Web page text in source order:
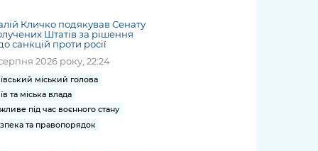
Гендерна політика
Безбар'єрність
Київська міська військова
адміністрація
Портал послуг
Міський застосунок Київ
Цифровий
Важливе під час
воєнного стану
адміністрації
«Ініціатива
«Партнерство
дій чи
Публічні
та
від
ський
запит /
Submitting
a media
request
of
Кличко подякував Сенату
Штатів за рішення
санкцій проти росії
2026 року, 22:24
міський голова
та міська влада
під час воєнного стану
та правопорядок